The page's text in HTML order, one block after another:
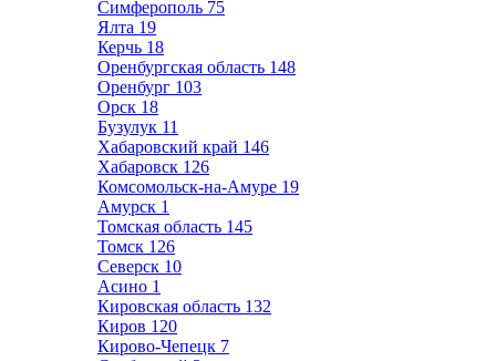
Симферополь 75
Ялта 19
Керчь 18
Оренбургская область 148
Оренбург 103
Орск 18
Бузулук 11
Хабаровский край 146
Хабаровск 126
Комсомольск-на-Амуре 19
Амурск 1
Томская область 145
Томск 126
Северск 10
Асино 1
Кировская область 132
Киров 120
Кирово-Чепецк 7